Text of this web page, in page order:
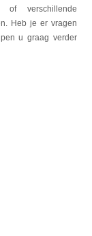
verschillende
Heb je er vragen
u graag verder